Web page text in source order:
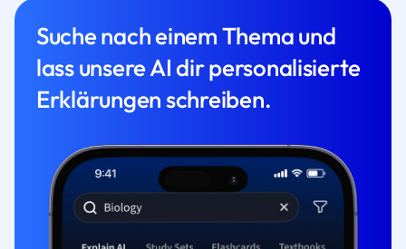
Suche nach einem Thema und
lass unsere AI dir personalisierte
Erklärungen schreiben.